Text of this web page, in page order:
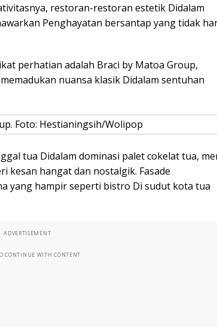
restoran-restoran estetik Didalam
Penghayatan bersantap yang tidak
perhatian adalah Braci by Matoa Group,
nuansa klasik Didalam sentuhan
Foto: Hestianingsih/Wolipop
tua Didalam dominasi palet cokelat tua,
kesan hangat dan nostalgik. Fasade
yang hampir seperti bistro Di sudut kota tua
ADVERTISEMENT
CONTINUE WITH CONTENT